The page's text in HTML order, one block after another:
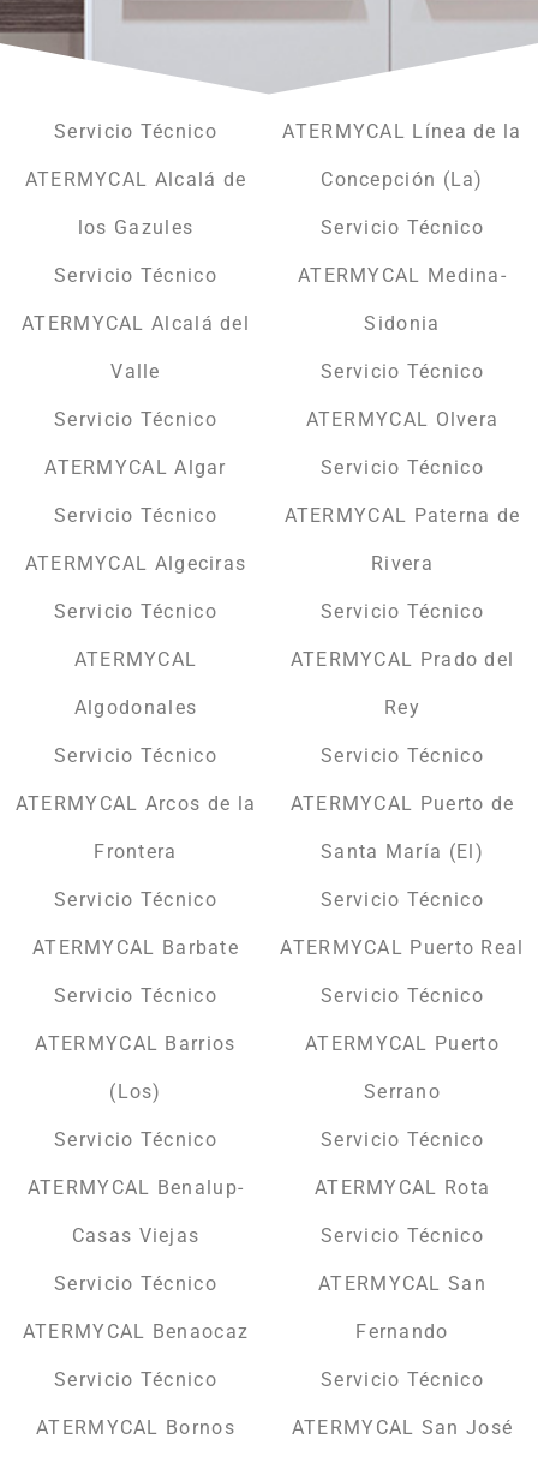
Servicio Técnico
ATERMYCAL Alcalá de
los Gazules
Servicio Técnico
ATERMYCAL Alcalá del
Valle
Servicio Técnico
ATERMYCAL Algar
Servicio Técnico
ATERMYCAL Algeciras
Servicio Técnico
ATERMYCAL
Algodonales
Servicio Técnico
ATERMYCAL Arcos de la
Frontera
Servicio Técnico
ATERMYCAL Barbate
Servicio Técnico
ATERMYCAL Barrios
(Los)
Servicio Técnico
ATERMYCAL Benalup-
Casas Viejas
Servicio Técnico
ATERMYCAL Benaocaz
Servicio Técnico
ATERMYCAL Bornos
ATERMYCAL Línea de la
Concepción (La)
Servicio Técnico
ATERMYCAL Medina-
Sidonia
Servicio Técnico
ATERMYCAL Olvera
Servicio Técnico
ATERMYCAL Paterna de
Rivera
Servicio Técnico
ATERMYCAL Prado del
Rey
Servicio Técnico
ATERMYCAL Puerto de
Santa María (El)
Servicio Técnico
ATERMYCAL Puerto Real
Servicio Técnico
ATERMYCAL Puerto
Serrano
Servicio Técnico
ATERMYCAL Rota
Servicio Técnico
ATERMYCAL San
Fernando
Servicio Técnico
ATERMYCAL San José